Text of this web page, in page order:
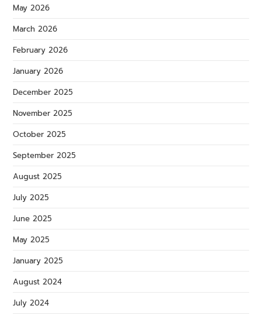
May 2026
March 2026
February 2026
January 2026
December 2025
November 2025
October 2025
September 2025
August 2025
July 2025
June 2025
May 2025
January 2025
August 2024
July 2024